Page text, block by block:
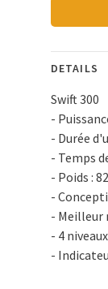
DETAILS
Swift 300
-
- Durée
- Temps
- Poids :
-
- Meilleur
- 4
-